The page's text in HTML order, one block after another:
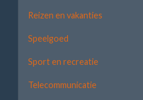
Reizen en vakanties
Speelgoed
Sport en recreatie
Telecommunicatie